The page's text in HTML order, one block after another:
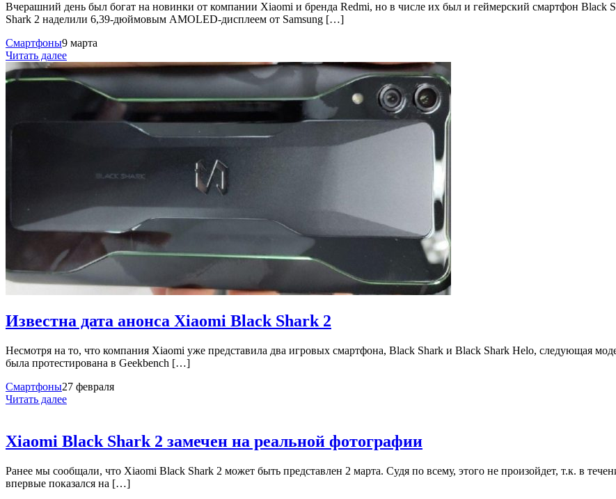
Вчерашний день был богат на новинки от компании Xiaomi и бренда Redmi, но в числе их был и геймерский смартфон Black
Shark 2 наделили 6,39-дюймовым AMOLED-дисплеем от Samsung […]
Смартфоны9 марта
Читать далее
Известна дата анонса Xiaomi Black Shark 2
Несмотря на то, что компания Xiaomi уже представила два игровых смартфона, Black Shark и Black Shark Helo, следующая
была протестирована в Geekbench […]
Смартфоны27 февраля
Читать далее
Xiaomi Black Shark 2 замечен на реальной фотографии
Ранее мы сообщали, что Xiaomi Black Shark 2 может быть представлен 2 марта. Судя по всему, этого не произойдет, т.к. в
впервые показался на […]